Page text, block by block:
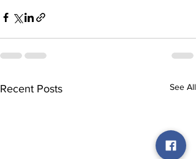
Recent Posts See All